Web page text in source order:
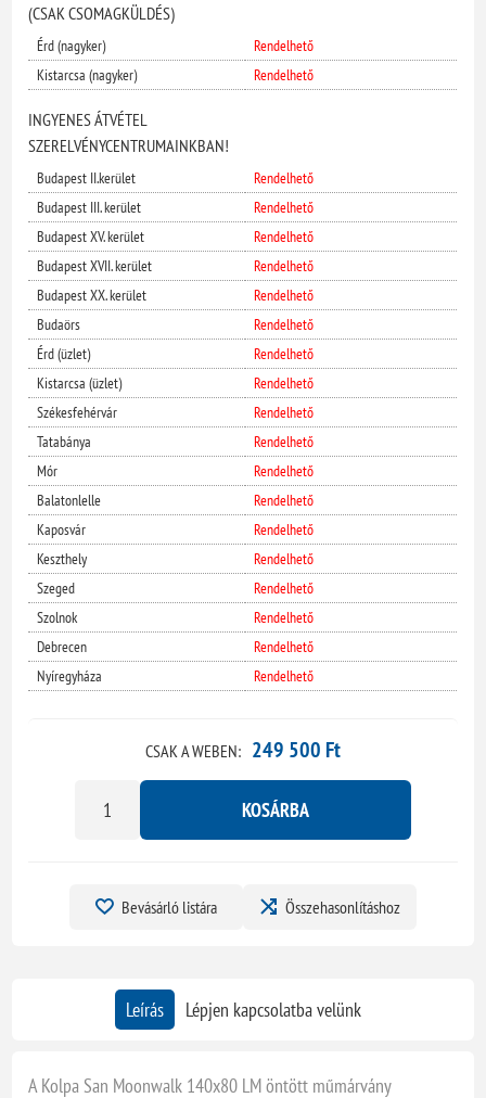
(CSAK CSOMAGKÜLDÉS)
Érd (nagyker)
Rendelhető
Kistarcsa (nagyker)
Rendelhető
INGYENES ÁTVÉTEL
SZERELVÉNYCENTRUMAINKBAN!
Budapest II.kerület
Rendelhető
Budapest III. kerület
Rendelhető
Budapest XV. kerület
Rendelhető
Budapest XVII. kerület
Rendelhető
Budapest XX. kerület
Rendelhető
Budaörs
Rendelhető
Érd (üzlet)
Rendelhető
Kistarcsa (üzlet)
Rendelhető
Székesfehérvár
Rendelhető
Tatabánya
Rendelhető
Mór
Rendelhető
Balatonlelle
Rendelhető
Kaposvár
Rendelhető
Keszthely
Rendelhető
Szeged
Rendelhető
Szolnok
Rendelhető
Debrecen
Rendelhető
Nyíregyháza
Rendelhető
CSAK A WEBEN: 249 500 Ft
KOSÁRBA
Bevásárló listára Összehasonlításhoz
Leírás Lépjen kapcsolatba velünk
A Kolpa San Moonwalk 140x80 LM öntött műmárvány